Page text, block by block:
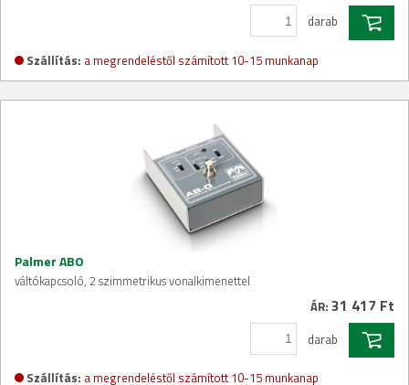
darab
Szállítás: a megrendeléstől számított 10-15 munkanap
Palmer ABO
váltókapcsoló, 2 szimmetrikus vonalkimenettel
ÁR: 31 417 Ft
darab
Szállítás: a megrendeléstől számított 10-15 munkanap